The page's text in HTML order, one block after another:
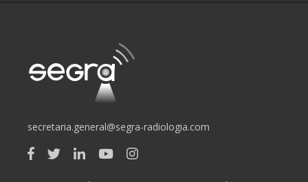
secretaria.general@segra-radiologia.com